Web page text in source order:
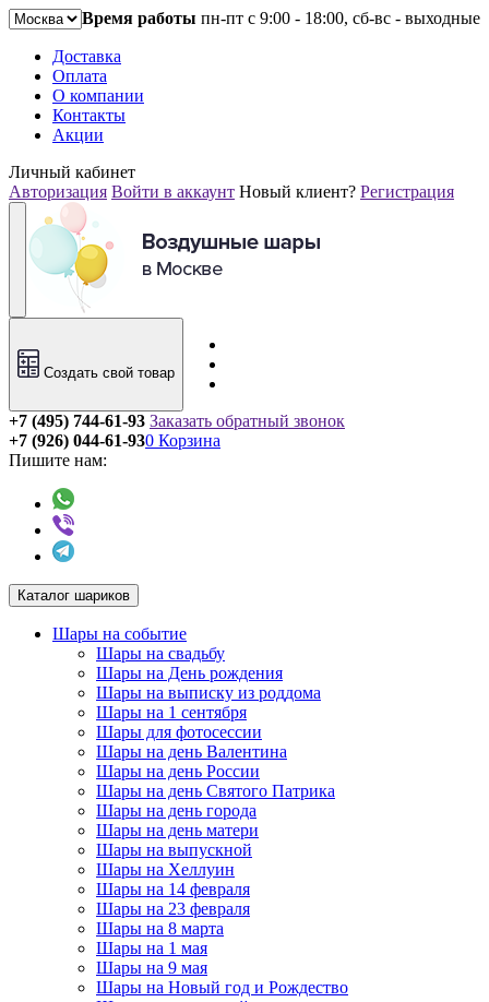
Время работы пн-пт с 9:00 - 18:00, сб-вс - выходные
Доставка
Оплата
О компании
Контакты
Акции
Личный кабинет
Авторизация Войти в аккаунт Новый клиент? Регистрация
Создать свой товар
+7 (495) 744-61-93 Заказать обратный звонок
+7 (926) 044-61-93
Пишите нам:
0 Корзина
Каталог шариков
Шары на событие
Шары на свадьбу
Шары на День рождения
Шары на выписку из роддома
Шары на 1 сентября
Шары для фотосессии
Шары на день Валентина
Шары на день России
Шары на день Святого Патрика
Шары на день города
Шары на день матери
Шары на выпускной
Шары на Хеллуин
Шары на 14 февраля
Шары на 23 февраля
Шары на 8 марта
Шары на 1 мая
Шары на 9 мая
Шары на Новый год и Рождество